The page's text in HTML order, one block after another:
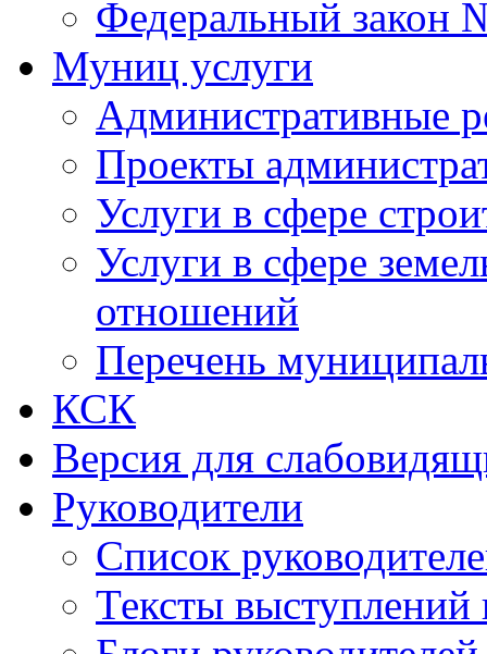
Федеральный закон
Муниц услуги
Административные
Проекты
Услуги в сфере
Услуги в сфере
отношений
Перечень
КСК
Версия для
Руководители
Список
Тексты выступлений